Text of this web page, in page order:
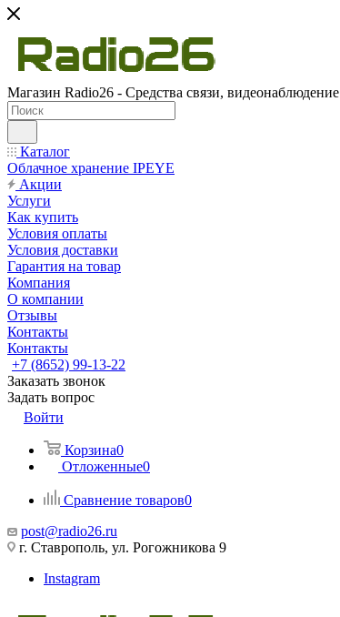
Магазин Radio26 - Средства связи, видеонаблюдение
Каталог
Облачное хранение IPEYE
Акции
Услуги
Как купить
Условия оплаты
Условия доставки
Гарантия на товар
Компания
О компании
Отзывы
Контакты
Контакты
+7 (8652) 99-13-22
Заказать звонок
Задать вопрос
Войти
Корзина0
Отложенные0
Сравнение товаров0
post@radio26.ru
г. Ставрополь, ул. Рогожникова 9
Instagram